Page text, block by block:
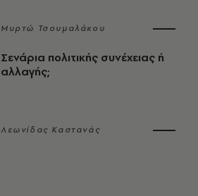
Μυρτώ Τσουμαλάκου
Σενάρια πολιτικής συνέχειας ή
αλλαγής;
Λεωνίδας Καστανάς